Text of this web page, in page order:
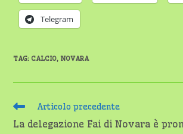
Telegram
TAG: CALCIO, NOVARA
Leggi
articoli
Articolo precedente
La delegazione Fai di Novara è